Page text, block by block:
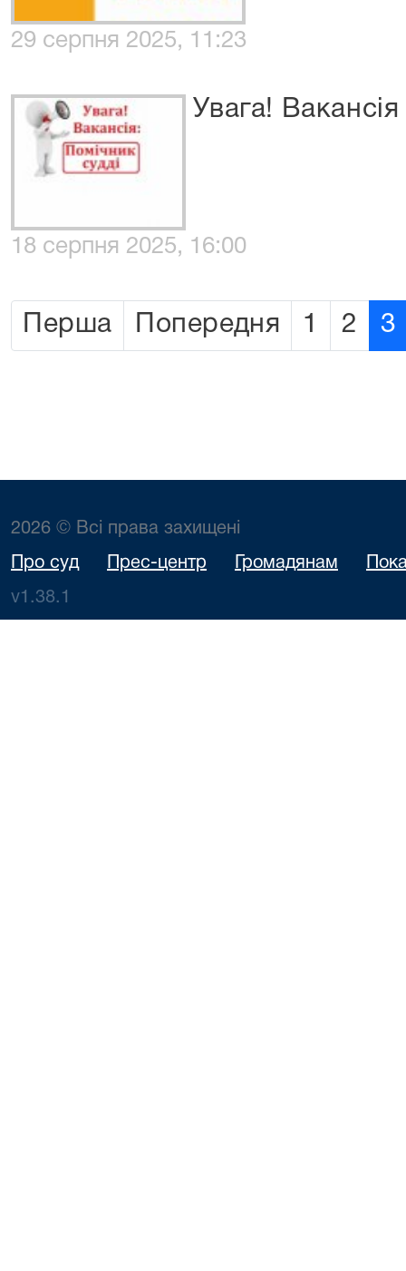
29 серпня 2025, 11:23
Увага!
18 серпня 2025, 16:00
Перша Попередня 1 2 3
2026 © Всі права захищені
Про суд Прес-центр Громадянам
v1.38.1